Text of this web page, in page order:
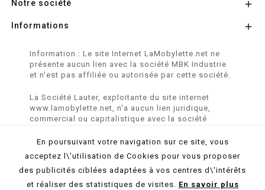
Notre société 
Informations 
Information : Le site Internet LaMobylette.net ne
présente aucun lien avec la société MBK Industrie
et n'est pas affiliée ou autorisée par cette société.
La Société Lauter, exploitante du site internet
www.lamobylette.net, n'a aucun lien juridique,
commercial ou capitalistique avec la société
marques SOLEX, VELOSOLEX, SOLEXINE et E-
© 2026 LaMobylette.Net - Réalisation : ProduNet Informatique
En poursuivant votre navigation sur ce site, vous
acceptez l\'utilisation de Cookies pour vous proposer
des publicités ciblées adaptées à vos centres d\'intérêts
et réaliser des statistiques de visites. En savoir plus